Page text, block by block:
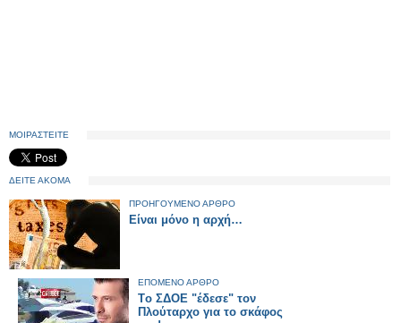
ΜΟΙΡΑΣΤΕΙΤΕ
ΔΕΙΤΕ ΑΚΟΜΑ
ΠΡΟΗΓΟΥΜΕΝΟ ΑΡΘΡΟ
Είναι μόνο η αρχή…
ΕΠΟΜΕΝΟ ΑΡΘΡΟ
Tο ΣΔΟΕ "έδεσε" τον
Πλούταρχο για το σκάφος